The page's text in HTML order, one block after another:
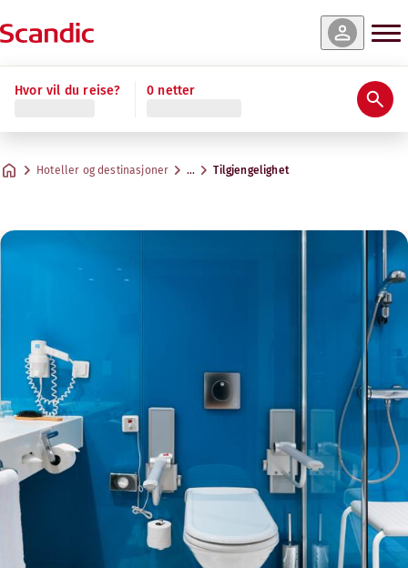
Hvor vil du reise? 0 netter
Hoteller og destinasjoner … Tilgjengelighet